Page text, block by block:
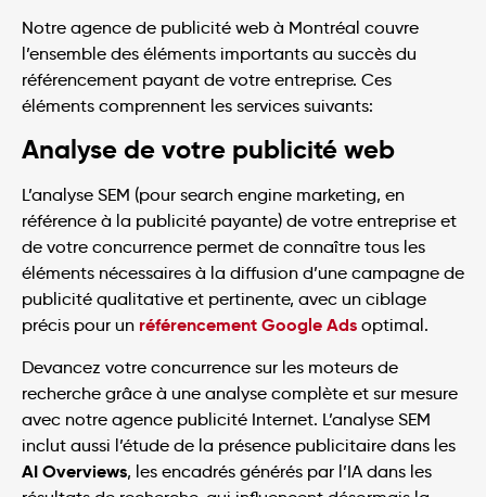
Notre agence de publicité web à Montréal couvre
l’ensemble des éléments importants au succès du
référencement payant de votre entreprise. Ces
éléments comprennent les services suivants:
Analyse de votre publicité web
L’analyse SEM (pour search engine marketing, en
référence à la publicité payante) de votre entreprise et
de votre concurrence permet de connaître tous les
éléments nécessaires à la diffusion d’une campagne de
publicité qualitative et pertinente, avec un ciblage
précis pour un référencement Google Ads optimal.
Devancez votre concurrence sur les moteurs de
recherche grâce à une analyse complète et sur mesure
avec notre agence publicité Internet. L’analyse SEM
inclut aussi l’étude de la présence publicitaire dans les
AI Overviews, les encadrés générés par l’IA dans les